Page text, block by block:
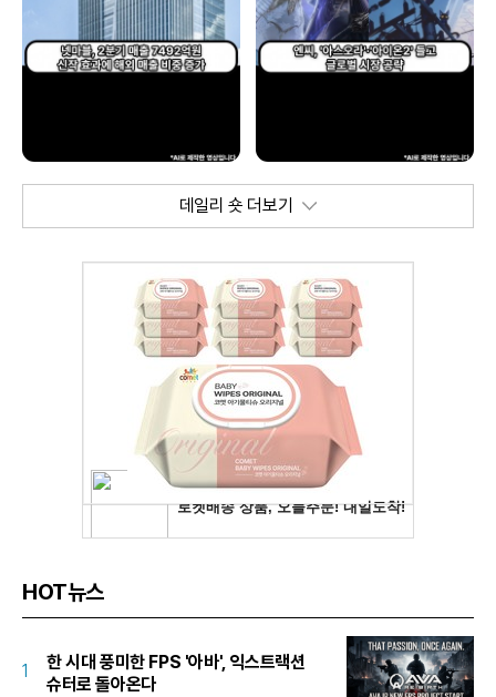
데일리 숏 더보기
HOT뉴스
1
한 시대 풍미한 FPS '아바', 익스트랙션
슈터로 돌아온다